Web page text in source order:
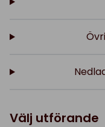
Välj utförande